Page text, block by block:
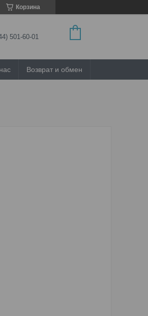
Корзина
501-60-01
Возврат и обмен